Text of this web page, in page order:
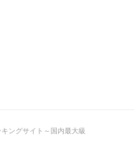
ングサイト～国内最大級